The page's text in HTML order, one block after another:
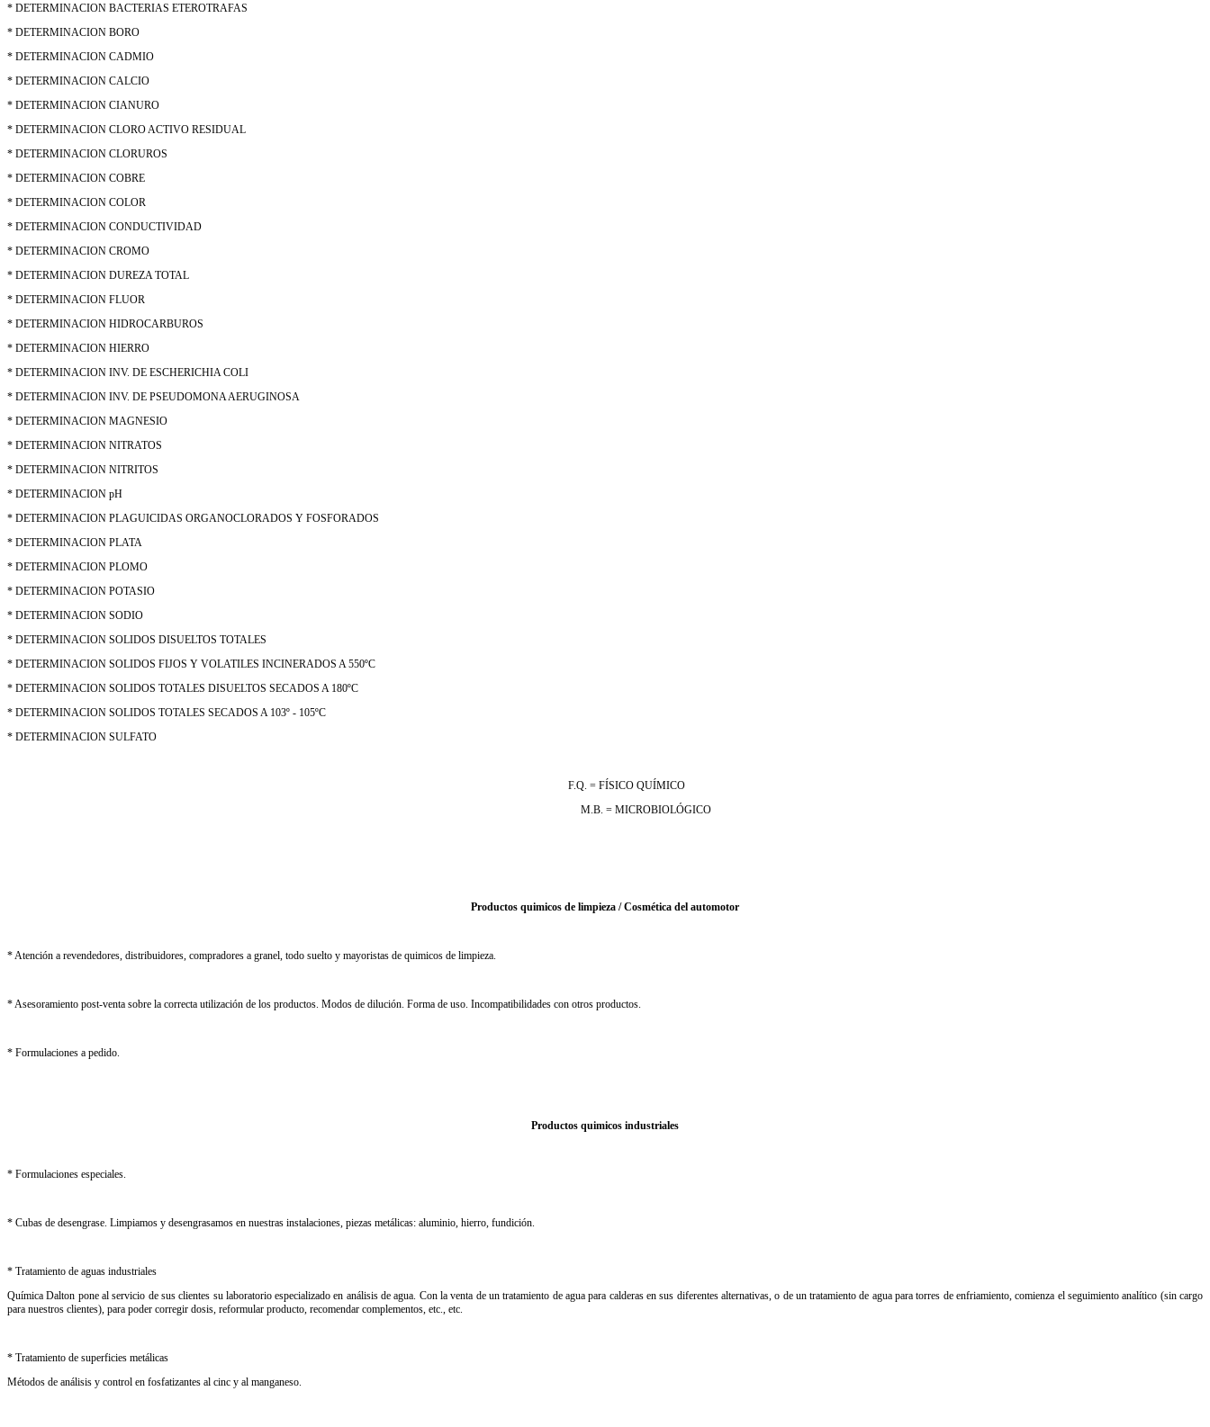
* DETERMINACION BACTERIAS ETEROTRAFAS
* DETERMINACION BORO
* DETERMINACION CADMIO
* DETERMINACION CALCIO
* DETERMINACION CIANURO
* DETERMINACION CLORO ACTIVO RESIDUAL
* DETERMINACION CLORUROS
* DETERMINACION COBRE
* DETERMINACION COLOR
* DETERMINACION CONDUCTIVIDAD
* DETERMINACION CROMO
* DETERMINACION DUREZA TOTAL
* DETERMINACION FLUOR
* DETERMINACION HIDROCARBUROS
* DETERMINACION HIERRO
* DETERMINACION INV. DE ESCHERICHIA COLI
* DETERMINACION INV. DE PSEUDOMONA AERUGINOSA
* DETERMINACION MAGNESIO
* DETERMINACION NITRATOS
* DETERMINACION NITRITOS
* DETERMINACION pH
* DETERMINACION PLAGUICIDAS ORGANOCLORADOS Y FOSFORADOS
* DETERMINACION PLATA
* DETERMINACION PLOMO
* DETERMINACION POTASIO
* DETERMINACION SODIO
* DETERMINACION SOLIDOS DISUELTOS TOTALES
* DETERMINACION SOLIDOS FIJOS Y VOLATILES INCINERADOS A 550ºC
* DETERMINACION SOLIDOS TOTALES DISUELTOS SECADOS A 180ºC
* DETERMINACION SOLIDOS TOTALES SECADOS A 103º - 105ºC
* DETERMINACION SULFATO
F.Q. = FÍSICO QUÍMICO
M.B. = MICROBIOLÓGICO
Productos quimicos de limpieza / Cosmética del automotor
* Atención a revendedores, distribuidores, compradores a granel, todo suelto y mayoristas de quimicos de limpieza.
* Asesoramiento post-venta sobre la correcta utilización de los productos. Modos de dilución. Forma de uso. Incompatibilidades con otros productos.
* Formulaciones a pedido.
Productos quimicos industriales
* Formulaciones especiales.
* Cubas de desengrase. Limpiamos y desengrasamos en nuestras instalaciones, piezas metálicas: aluminio, hierro, fundición.
* Tratamiento de aguas industriales
Química Dalton pone al servicio de sus clientes su laboratorio especializado en análisis de agua. Con la venta de un tratamiento de agua para calderas en sus diferentes alternativas, o de un tratamiento de agua para torres de enfriamiento, comienza el seguimiento analítico (sin cargo
para nuestros clientes), para poder corregir dosis, reformular producto, recomendar complementos, etc., etc.
* Tratamiento de superficies metálicas
Métodos de análisis y control en fosfatizantes al cinc y al manganeso.